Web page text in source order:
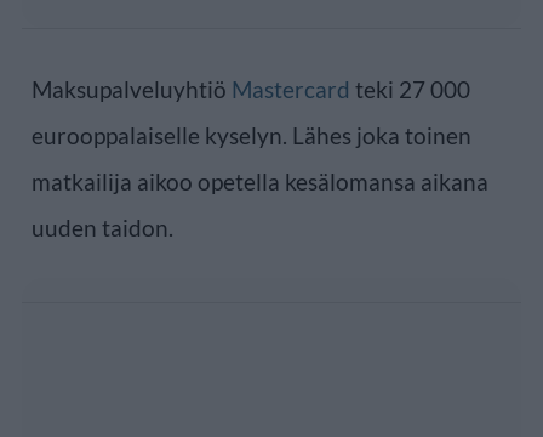
Maksupalveluyhtiö Mastercard teki 27 000
eurooppalaiselle kyselyn. Lähes joka toinen
matkailija aikoo opetella kesälomansa aikana
uuden taidon.